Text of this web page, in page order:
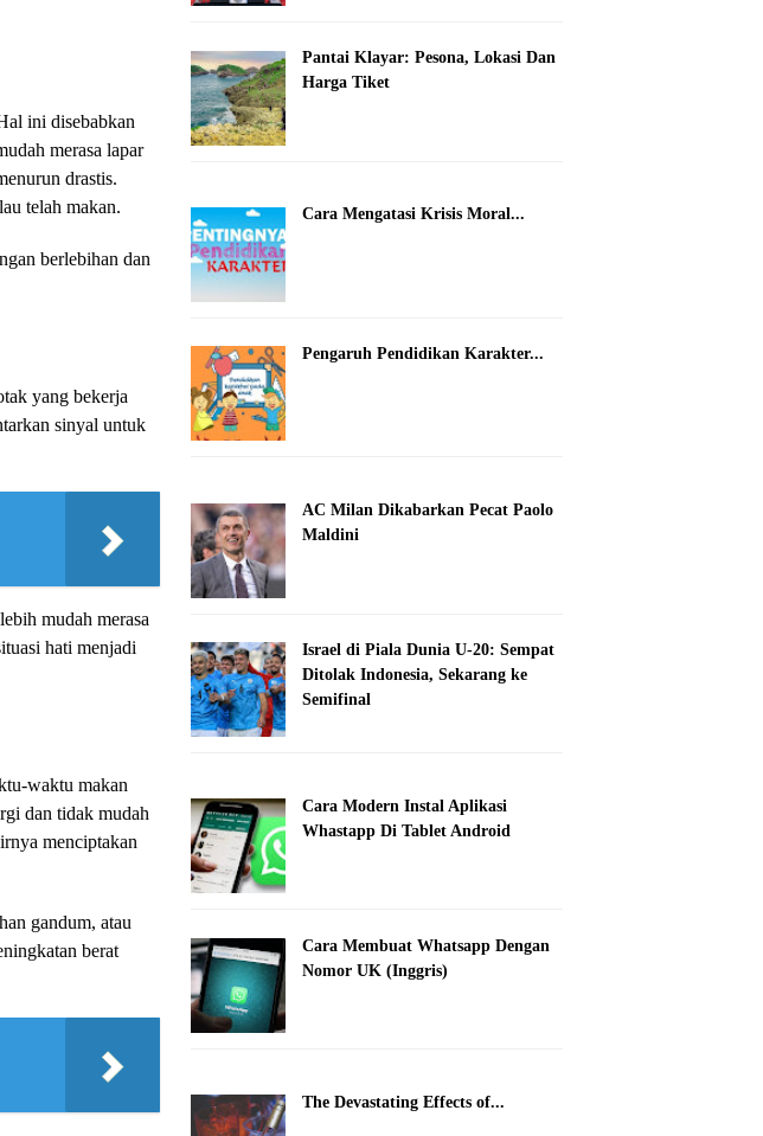
ini disebabkan
merasa lapar
drastis.
telah makan.
berlebihan dan
yang bekerja
sinyal untuk
mudah merasa
hati menjadi
waktu makan
dan tidak mudah
menciptakan
gandum, atau
berat
Pantai Klayar: Pesona, Lokasi Dan
Harga Tiket
Cara Mengatasi Krisis Moral...
Pengaruh Pendidikan Karakter...
AC Milan Dikabarkan Pecat Paolo
Maldini
Israel di Piala Dunia U-20: Sempat
Ditolak Indonesia, Sekarang ke
Semifinal
Cara Modern Instal Aplikasi
Whastapp Di Tablet Android
Cara Membuat Whatsapp Dengan
Nomor UK (Inggris)
The Devastating Effects of...